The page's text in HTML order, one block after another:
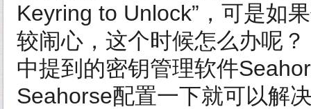
Keyring to Unlock”，可是如
较闹心，这个时候怎么办呢
中提到的密钥管理软件
Seahorse配置一下就可以解